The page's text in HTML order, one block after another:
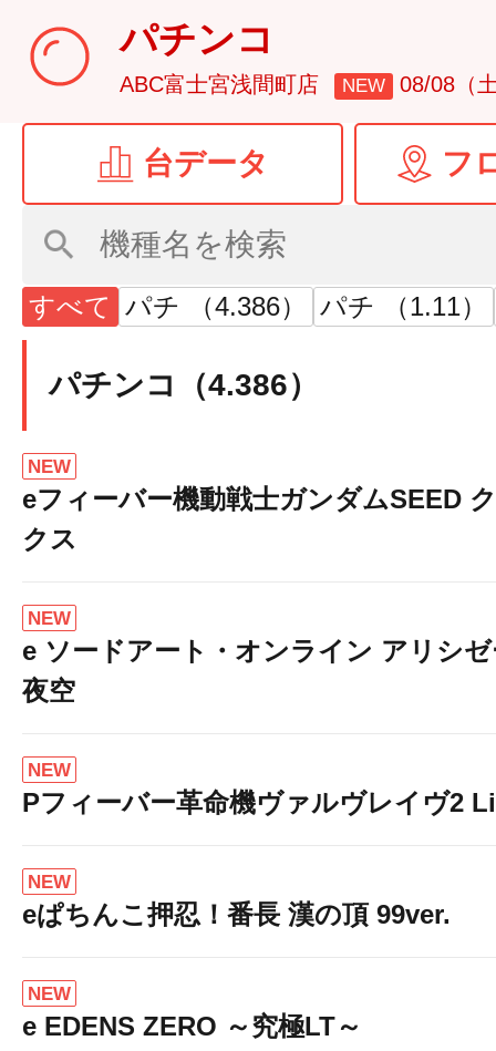
パチンコ
ABC富士宮浅間町店 NEW 08/08（
台データ フ
すべて パチ （4.386） パチ （1.11）
パチンコ（4.386）
NEW
eフィーバー機動戦士ガンダムSEED
クス
NEW
e ソードアート・オンライン アリシ
夜空
NEW
Pフィーバー革命機ヴァルヴレイヴ2
NEW
eぱちんこ押忍！番長 漢の頂 99ver.
NEW
e EDENS ZERO ～究極LT～